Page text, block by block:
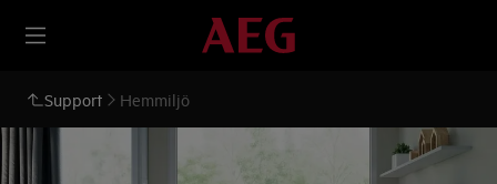
Support Hemmiljö